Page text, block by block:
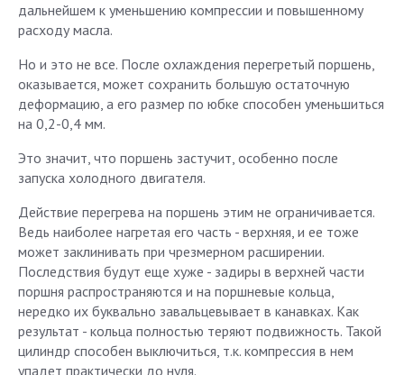
дальнейшем к уменьшению компрессии и повышенному
расходу масла.
Но и это не все. После охлаждения перегретый поршень,
оказывается, может сохранить большую остаточную
деформацию, а его размер по юбке способен уменьшиться
на 0,2-0,4 мм.
Это значит, что поршень застучит, особенно после
запуска холодного двигателя.
Действие перегрева на поршень этим не ограничивается.
Ведь наиболее нагретая его часть - верхняя, и ее тоже
может заклинивать при чрезмерном расширении.
Последствия будут еще хуже - задиры в верхней части
поршня распространяются и на поршневые кольца,
нередко их буквально завальцевывает в канавках. Как
результат - кольца полностью теряют подвижность. Такой
цилиндр способен выключиться, т.к. компрессия в нем
упадет практически до нуля.